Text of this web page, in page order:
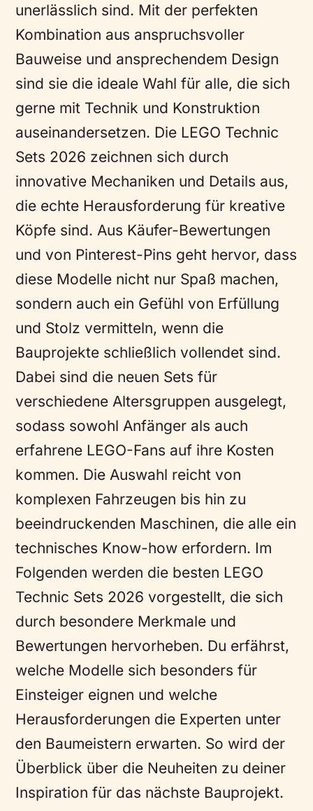
unerlässlich sind. Mit der perfekten
Kombination aus anspruchsvoller
Bauweise und ansprechendem Design
sind sie die ideale Wahl für alle, die sich
gerne mit Technik und Konstruktion
auseinandersetzen. Die LEGO Technic
Sets 2026 zeichnen sich durch
innovative Mechaniken und Details aus,
die echte Herausforderung für kreative
Köpfe sind. Aus Käufer-Bewertungen
und von Pinterest-Pins geht hervor, dass
diese Modelle nicht nur Spaß machen,
sondern auch ein Gefühl von Erfüllung
und Stolz vermitteln, wenn die
Bauprojekte schließlich vollendet sind.
Dabei sind die neuen Sets für
verschiedene Altersgruppen ausgelegt,
sodass sowohl Anfänger als auch
erfahrene LEGO-Fans auf ihre Kosten
kommen. Die Auswahl reicht von
komplexen Fahrzeugen bis hin zu
beeindruckenden Maschinen, die alle ein
technisches Know-how erfordern. Im
Folgenden werden die besten LEGO
Technic Sets 2026 vorgestellt, die sich
durch besondere Merkmale und
Bewertungen hervorheben. Du erfährst,
welche Modelle sich besonders für
Einsteiger eignen und welche
Herausforderungen die Experten unter
den Baumeistern erwarten. So wird der
Überblick über die Neuheiten zu deiner
Inspiration für das nächste Bauprojekt.